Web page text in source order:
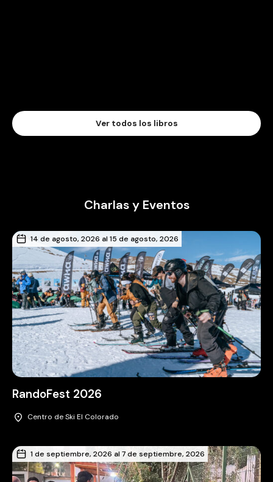
Ver todos los libros
Charlas y Eventos
14 de agosto, 2026 al 15 de agosto, 2026
RandoFest 2026
Centro de Ski El Colorado
1 de septiembre, 2026 al 7 de septiembre, 2026